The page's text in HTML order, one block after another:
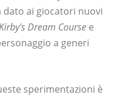
dato ai giocatori nuovi
Dream Course e
a generi
sperimentazioni è